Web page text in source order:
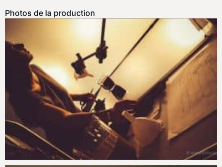
Photos de la production